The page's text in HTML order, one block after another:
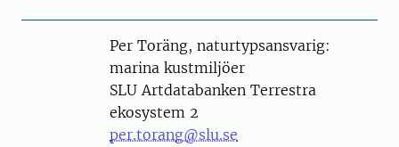
PersonPer Toräng, naturtypsansvarig:
marina kustmiljöer
SLU Artdatabanken Terrestra
ekosystem 2
per.torang@slu.se